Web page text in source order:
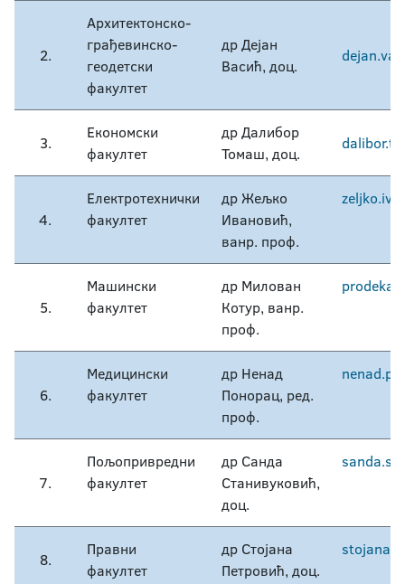
2.
Архитектонско-
грађевинско-
геодетски
факултет
др Дејан
Васић, доц.
3.
Економски
факултет
др Далибор
Томаш, доц.
4.
Електротехнички
факултет
др Жељко
Ивановић,
ванр. проф.
5.
Машински
факултет
др Милован
Котур, ванр.
проф.
6.
Медицински
факултет
др Ненад
Понорац, ред.
проф.
7.
Пољопривредни
факултет
др Санда
Станивуковић,
доц.
8.
Правни
факултет
др Стојана
Петровић, доц.